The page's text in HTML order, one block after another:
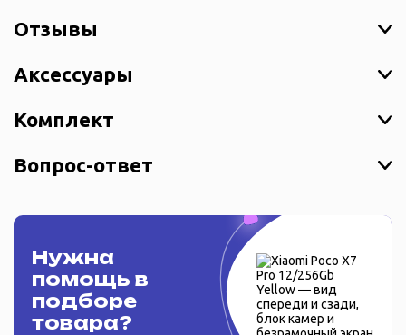
Отзывы
Аксессуары
Комплект
Вопрос-ответ
Нужна
помощь в
подборе
товара?